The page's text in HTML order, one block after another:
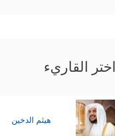
اختر القاريء
هيثم الدخين